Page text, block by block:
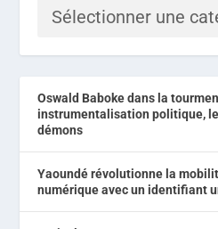
Oswald Baboke dans la
instrumentalisation politique,
démons
Yaoundé révolutionne la
numérique avec un identifiant